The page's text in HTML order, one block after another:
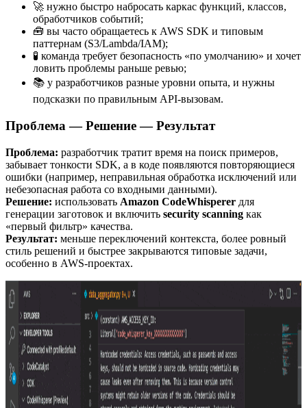
🚀 нужно быстро набросать каркас функций, классов,
обработчиков событий;
🧰 вы часто обращаетесь к AWS SDK и типовым
паттернам (S3/Lambda/IAM);
🧪 команда требует безопасность «по умолчанию» и хочет
ловить проблемы раньше ревью;
📚 у разработчиков разные уровни опыта, и нужны
подсказки по правильным API-вызовам.
Проблема — Решение — Результат
Проблема: разработчик тратит время на поиск примеров,
забывает тонкости SDK, а в коде появляются повторяющиеся
ошибки (например, неправильная обработка исключений или
небезопасная работа со входными данными).
Решение: использовать Amazon CodeWhisperer для
генерации заготовок и включить security scanning как
«первый фильтр» качества.
Результат: меньше переключений контекста, более ровный
стиль решений и быстрее закрываются типовые задачи,
особенно в AWS-проектах.